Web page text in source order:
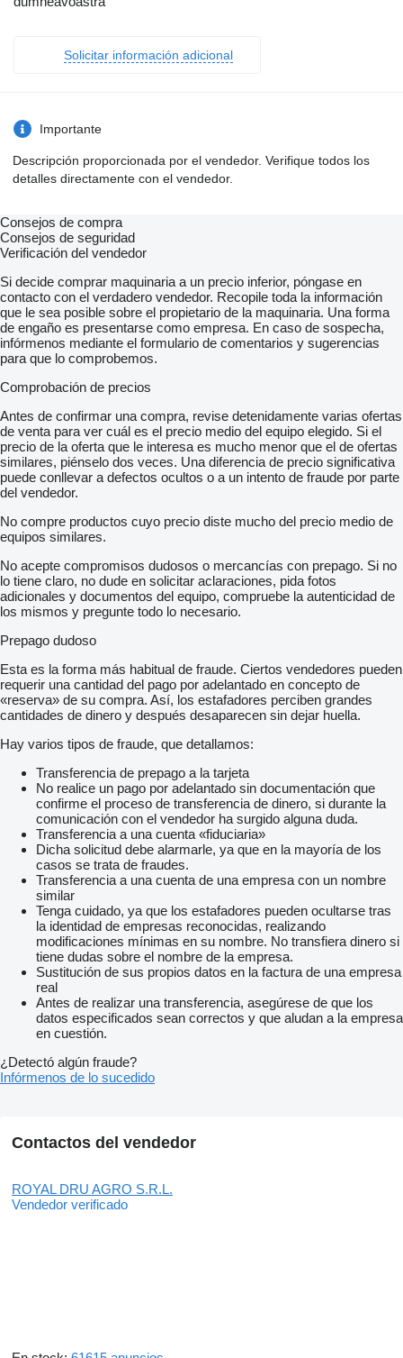
Solicitar información adicional
Importante
Descripción proporcionada por el vendedor. Verifique todos los
detalles directamente con el vendedor.
Consejos de compra
Consejos de seguridad
Verificación del vendedor
Si decide comprar maquinaria a un precio inferior, póngase en
contacto con el verdadero vendedor. Recopile toda la información
que le sea posible sobre el propietario de la maquinaria. Una forma
de engaño es presentarse como empresa. En caso de sospecha,
infórmenos mediante el formulario de comentarios y sugerencias
para que lo comprobemos.
Comprobación de precios
Antes de confirmar una compra, revise detenidamente varias ofertas
de venta para ver cuál es el precio medio del equipo elegido. Si el
precio de la oferta que le interesa es mucho menor que el de ofertas
similares, piénselo dos veces. Una diferencia de precio significativa
puede conllevar a defectos ocultos o a un intento de fraude por parte
del vendedor.
No compre productos cuyo precio diste mucho del precio medio de
equipos similares.
No acepte compromisos dudosos o mercancías con prepago. Si no
lo tiene claro, no dude en solicitar aclaraciones, pida fotos
adicionales y documentos del equipo, compruebe la autenticidad de
los mismos y pregunte todo lo necesario.
Prepago dudoso
Esta es la forma más habitual de fraude. Ciertos vendedores pueden
requerir una cantidad del pago por adelantado en concepto de
«reserva» de su compra. Así, los estafadores perciben grandes
cantidades de dinero y después desaparecen sin dejar huella.
Hay varios tipos de fraude, que detallamos:
Transferencia de prepago a la tarjeta
No realice un pago por adelantado sin documentación que
confirme el proceso de transferencia de dinero, si durante la
comunicación con el vendedor ha surgido alguna duda.
Transferencia a una cuenta «fiduciaria»
Dicha solicitud debe alarmarle, ya que en la mayoría de los
casos se trata de fraudes.
Transferencia a una cuenta de una empresa con un nombre
similar
Tenga cuidado, ya que los estafadores pueden ocultarse tras
la identidad de empresas reconocidas, realizando
modificaciones mínimas en su nombre. No transfiera dinero si
tiene dudas sobre el nombre de la empresa.
Sustitución de sus propios datos en la factura de una empresa
real
Antes de realizar una transferencia, asegúrese de que los
datos especificados sean correctos y que aludan a la empresa
en cuestión.
¿Detectó algún fraude?
Infórmenos de lo sucedido
Contactos del vendedor
ROYAL DRU AGRO S.R.L.
Vendedor verificado